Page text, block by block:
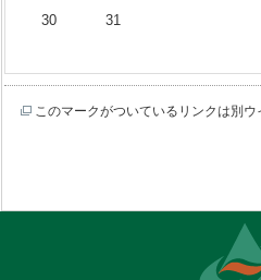
30
31
このマークがついているリンクは別